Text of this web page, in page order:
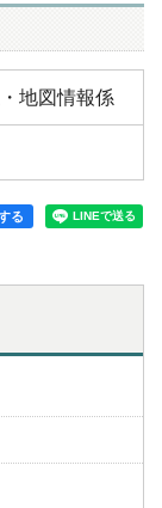
地図情報係
る